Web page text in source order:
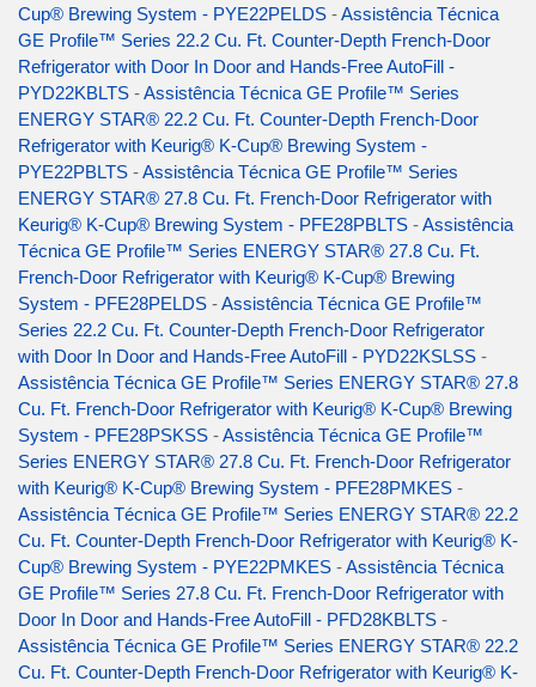
Cup® Brewing System - PYE22PELDS -Assistência Técnica
GE Profile™ Series 22.2 Cu. Ft. Counter-Depth French-Door
Refrigerator with Door In Door and Hands-Free AutoFill -
PYD22KBLTS -Assistência Técnica GE Profile™ Series
ENERGY STAR® 22.2 Cu. Ft. Counter-Depth French-Door
Refrigerator with Keurig® K-Cup® Brewing System -
PYE22PBLTS -Assistência Técnica GE Profile™ Series
ENERGY STAR® 27.8 Cu. Ft. French-Door Refrigerator with
Keurig® K-Cup® Brewing System - PFE28PBLTS -Assistência
Técnica GE Profile™ Series ENERGY STAR® 27.8 Cu. Ft.
French-Door Refrigerator with Keurig® K-Cup® Brewing
System - PFE28PELDS -Assistência Técnica GE Profile™
Series 22.2 Cu. Ft. Counter-Depth French-Door Refrigerator
with Door In Door and Hands-Free AutoFill - PYD22KSLSS -
Assistência Técnica GE Profile™ Series ENERGY STAR® 27.8
Cu. Ft. French-Door Refrigerator with Keurig® K-Cup® Brewing
System - PFE28PSKSS -Assistência Técnica GE Profile™
Series ENERGY STAR® 27.8 Cu. Ft. French-Door Refrigerator
with Keurig® K-Cup® Brewing System - PFE28PMKES -
Assistência Técnica GE Profile™ Series ENERGY STAR® 22.2
Cu. Ft. Counter-Depth French-Door Refrigerator with Keurig® K-
Cup® Brewing System - PYE22PMKES -Assistência Técnica
GE Profile™ Series 27.8 Cu. Ft. French-Door Refrigerator with
Door In Door and Hands-Free AutoFill - PFD28KBLTS -
Assistência Técnica GE Profile™ Series ENERGY STAR® 22.2
Cu. Ft. Counter-Depth French-Door Refrigerator with Keurig® K-